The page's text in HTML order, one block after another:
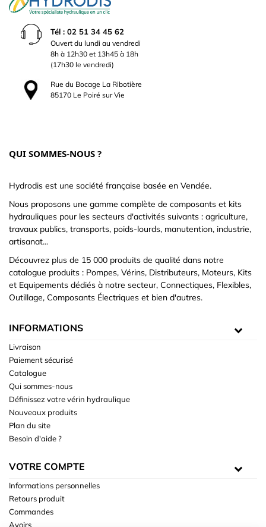
Tél : 02 51 34 45 62
Ouvert du lundi au vendredi
8h à 12h30 et 13h45 à 18h
(17h30 le vendredi)
Rue du Bocage La Ribotière
85170 Le Poiré sur Vie
QUI SOMMES-NOUS ?
Hydrodis est une société française basée en Vendée.
Nous proposons une gamme complète de composants et kits
hydrauliques pour les secteurs d'activités suivants : agriculture,
travaux publics, transports, poids-lourds, manutention, industrie,
artisanat...
Découvrez plus de 15 000 produits de qualité dans notre
catalogue produits : Pompes, Vérins, Distributeurs, Moteurs, Kits
et Equipements dédiés à notre secteur, Connectiques, Flexibles,
Outillage, Composants Électriques et bien d'autres.
INFORMATIONS
Livraison
Paiement sécurisé
Catalogue
Qui sommes-nous
Définissez votre vérin hydraulique
Nouveaux produits
Plan du site
Besoin d'aide ?
VOTRE COMPTE
Informations personnelles
Retours produit
Commandes
Avoirs